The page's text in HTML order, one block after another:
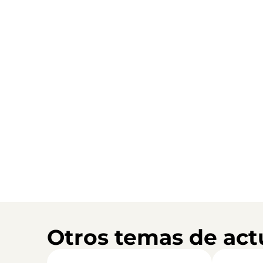
Otros temas de